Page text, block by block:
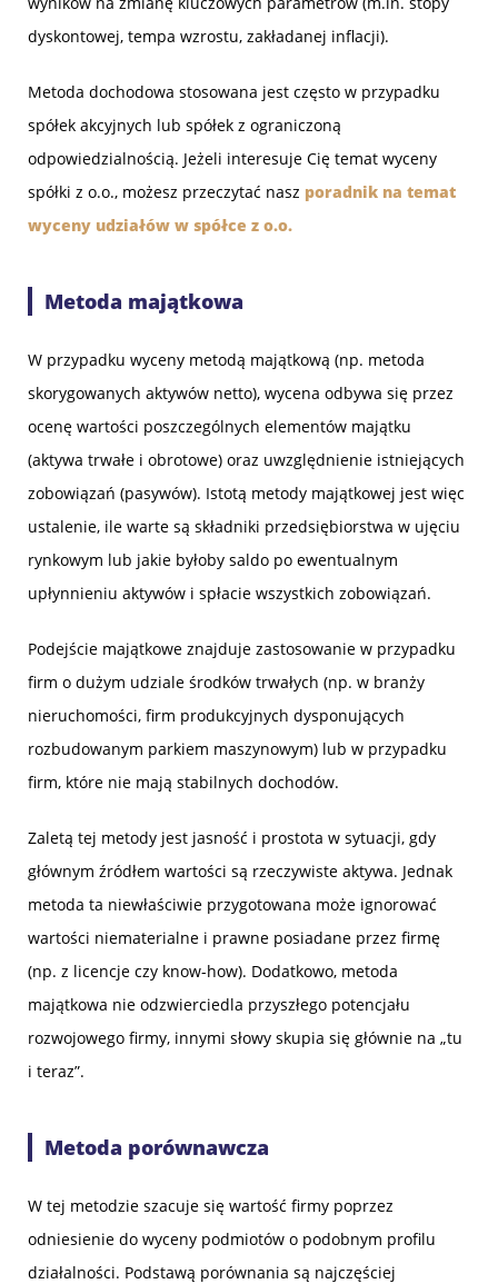
dyskontowej, tempa wzrostu, zakładanej inflacji).
Metoda dochodowa stosowana jest często w przypadku
spółek akcyjnych lub spółek z ograniczoną
odpowiedzialnością. Jeżeli interesuje Cię temat wyceny
spółki z o.o., możesz przeczytać nasz poradnik na temat
wyceny udziałów w spółce z o.o.
Metoda majątkowa
W przypadku wyceny metodą majątkową (np. metoda
skorygowanych aktywów netto), wycena odbywa się przez
ocenę wartości poszczególnych elementów majątku
(aktywa trwałe i obrotowe) oraz uwzględnienie istniejących
zobowiązań (pasywów). Istotą metody majątkowej jest więc
ustalenie, ile warte są składniki przedsiębiorstwa w ujęciu
rynkowym lub jakie byłoby saldo po ewentualnym
upłynnieniu aktywów i spłacie wszystkich zobowiązań.
Podejście majątkowe znajduje zastosowanie w przypadku
firm o dużym udziale środków trwałych (np. w branży
nieruchomości, firm produkcyjnych dysponujących
rozbudowanym parkiem maszynowym) lub w przypadku
firm, które nie mają stabilnych dochodów.
Zaletą tej metody jest jasność i prostota w sytuacji, gdy
głównym źródłem wartości są rzeczywiste aktywa. Jednak
metoda ta niewłaściwie przygotowana może ignorować
wartości niematerialne i prawne posiadane przez firmę
(np. z licencje czy know-how). Dodatkowo, metoda
majątkowa nie odzwierciedla przyszłego potencjału
rozwojowego firmy, innymi słowy skupia się głównie na „tu
i teraz”.
Metoda porównawcza
W tej metodzie szacuje się wartość firmy poprzez
odniesienie do wyceny podmiotów o podobnym profilu
działalności. Podstawą porównania są najczęściej